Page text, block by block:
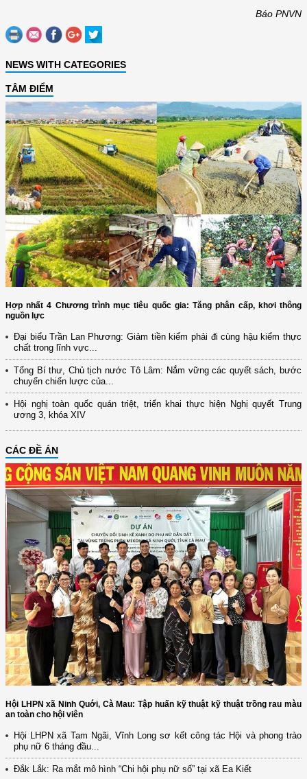
Báo PNVN
NEWS WITH CATEGORIES
TÂM ĐIỂM
Hợp nhất 4 Chương trình mục tiêu quốc gia: Tăng phân cấp, khơi thông
nguồn lực
Đại biểu Trần Lan Phương: Giảm tiền kiểm phải đi cùng hậu kiểm thực
chất trong lĩnh vực...
Tổng Bí thư, Chủ tịch nước Tô Lâm: Nắm vững các quyết sách, bước
chuyển chiến lược của...
Hội nghị toàn quốc quán triệt, triển khai thực hiện Nghị quyết Trung
ương 3, khóa XIV
CÁC ĐỀ ÁN
Hội LHPN xã Ninh Quới, Cà Mau: Tập huấn kỹ thuật kỹ thuật trồng rau màu
an toàn cho hội viên
Hội LHPN xã Tam Ngãi, Vĩnh Long sơ kết công tác Hội và phong trào
phụ nữ 6 tháng đầu...
Đắk Lắk: Ra mắt mô hình “Chi hội phụ nữ số” tại xã Ea Kiết